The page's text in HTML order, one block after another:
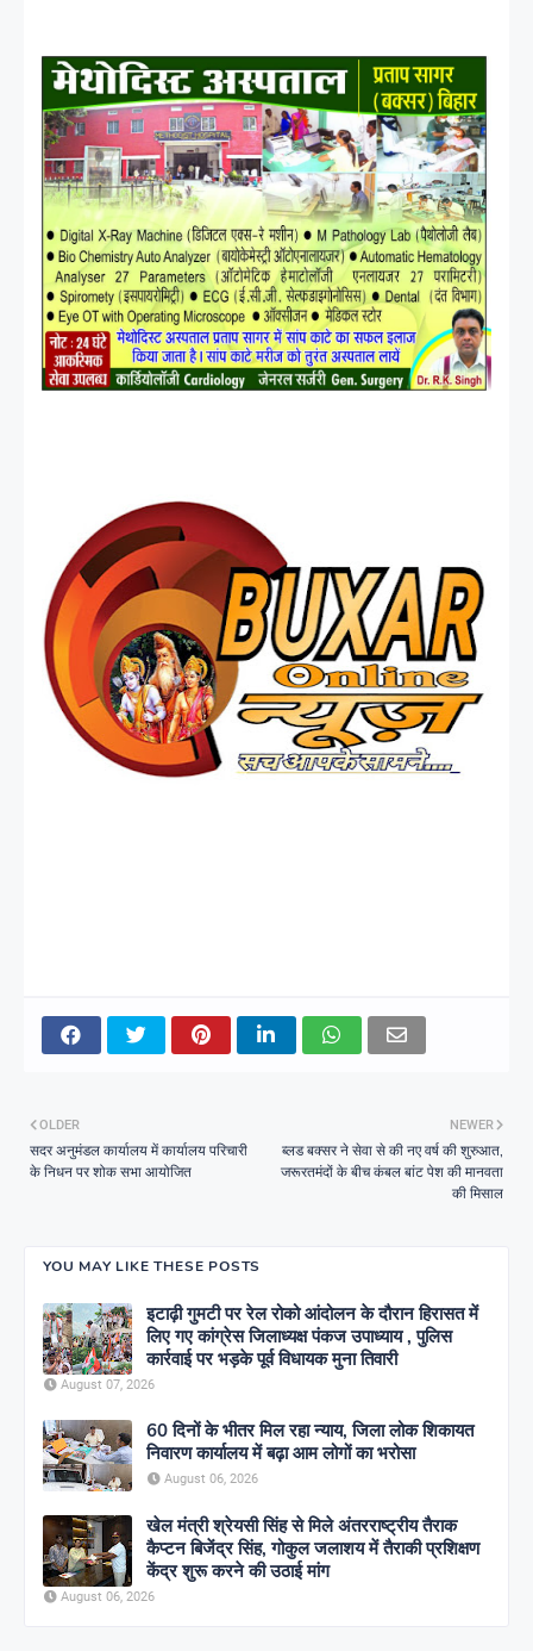
NEWER
ब्लड बक्सर ने सेवा से की नए वर्ष की शुरुआत,
जरूरतमंदों के बीच कंबल बांट पेश की मानवता
की मिसाल
OLDER
सदर अनुमंडल कार्यालय में कार्यालय परिचारी
के निधन पर शोक सभा आयोजित
YOU MAY LIKE THESE POSTS
इटाढ़ी गुमटी पर रेल रोको आंदोलन के दौरान हिरासत में
लिए गए कांग्रेस जिलाध्यक्ष पंकज उपाध्याय , पुलिस
कार्रवाई पर भड़के पूर्व विधायक मुना तिवारी
August 07, 2026
60 दिनों के भीतर मिल रहा न्याय, जिला लोक शिकायत
निवारण कार्यालय में बढ़ा आम लोगों का भरोसा
August 06, 2026
खेल मंत्री श्रेयसी सिंह से मिले अंतरराष्ट्रीय तैराक
कैप्टन बिजेंद्र सिंह, गोकुल जलाशय में तैराकी प्रशिक्षण
केंद्र शुरू करने की उठाई मांग
August 06, 2026